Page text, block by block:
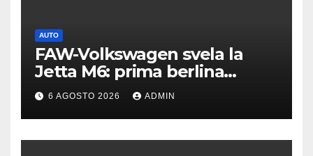
AUTO
FAW-Volkswagen svela la
Jetta M6: prima berlina
elettrica del marchio
6 AGOSTO 2026 ADMIN